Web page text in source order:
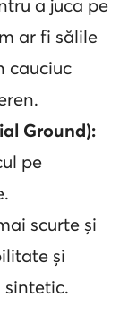
a juca pe
ar fi sălile
cauciuc
Ground):
pe
scurte și
și
sintetic.